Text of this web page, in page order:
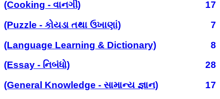
(Cooking - વાનગી)
17
(Puzzle - કોયડા તથા ઉખાણાં)
7
(Language Learning & Dictionary)
8
(Essay - નિબંધો)
28
(General Knowledge - સામાન્ય જ્ઞાન)
17